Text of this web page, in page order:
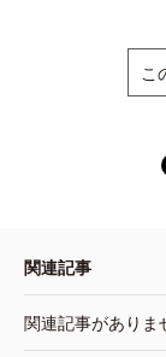
こ
関連記事
関連記事がありま